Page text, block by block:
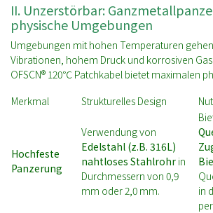
II. Unzerstörbar:
physische Umgebungen
Umgebungen mit hohen Temperaturen
Vibrationen, hohem Druck und korrosiven
OFSCN® 120℃ Patchkabel bietet maximalen
Merkmal
Strukturelles Design
Hochfeste
Panzerung
Verwendung von
Edelstahl (z.B. 316L)
nahtloses Stahlrohr in
Durchmessern von 0,9
mm oder 2,0 mm.
in